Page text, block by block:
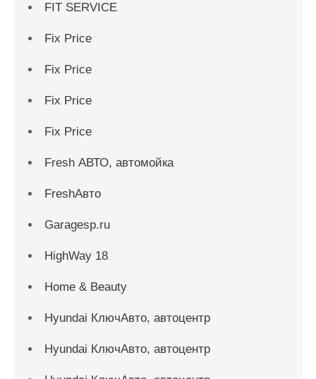
FIT SERVICE
Fix Price
Fix Price
Fix Price
Fix Price
Fresh АВТО, автомойка
FreshАвто
Garagesp.ru
HighWay 18
Home & Beauty
Hyundai КлючАвто, автоцентр
Hyundai КлючАвто, автоцентр